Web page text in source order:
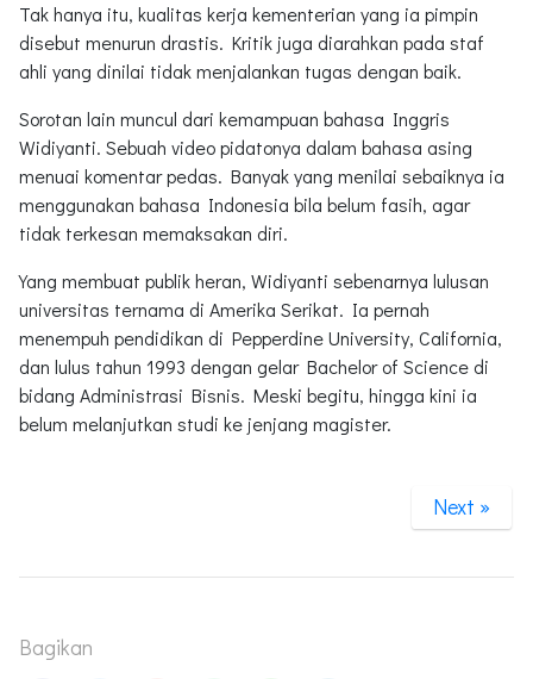
Tak hanya itu, kualitas kerja kementerian yang ia pimpin
disebut menurun drastis. Kritik juga diarahkan pada staf
ahli yang dinilai tidak menjalankan tugas dengan baik.
Sorotan lain muncul dari kemampuan bahasa Inggris
Widiyanti. Sebuah video pidatonya dalam bahasa asing
menuai komentar pedas. Banyak yang menilai sebaiknya ia
menggunakan bahasa Indonesia bila belum fasih, agar
tidak terkesan memaksakan diri.
Yang membuat publik heran, Widiyanti sebenarnya lulusan
universitas ternama di Amerika Serikat. Ia pernah
menempuh pendidikan di Pepperdine University, California,
dan lulus tahun 1993 dengan gelar Bachelor of Science di
bidang Administrasi Bisnis. Meski begitu, hingga kini ia
belum melanjutkan studi ke jenjang magister.
Next »
Bagikan